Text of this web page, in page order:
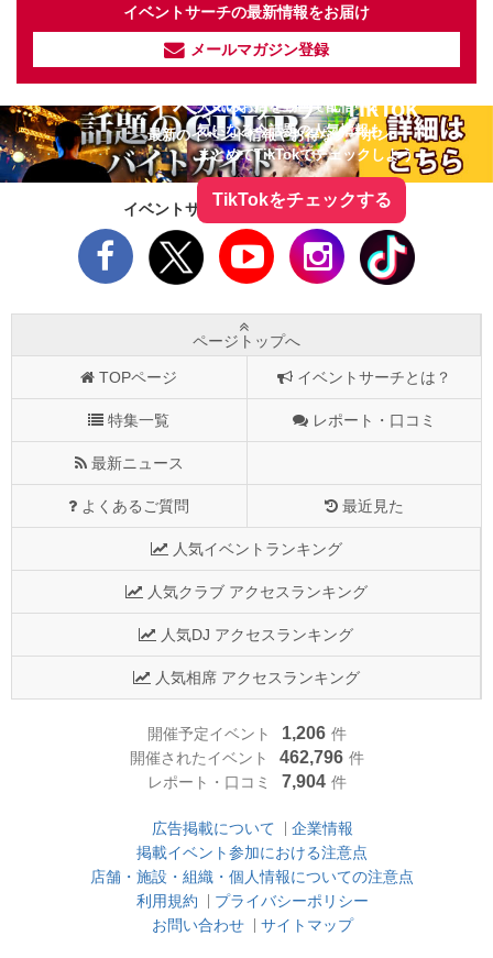
イベントサーチの最新情報をお届け
メールマガジン登録
イベントサーチ - TikTok
最新のイベント情報やお得なクーポン
人気のお店を動画で配信中！
気になる今話題の人気情報も
まとめてTikTokでチェックしよう！
TikTokをチェックする
イベントサーチをフォローしよう！
ページトップへ
TOPページ イベントサーチとは？
特集一覧 レポート・口コミ
最新ニュース
よくあるご質問 最近見た
人気イベントランキング
人気クラブ アクセスランキング
人気DJ アクセスランキング
人気相席 アクセスランキング
開催予定イベント 1,206 件
開催されたイベント
462,796 件
レポート・口コミ
7,904 件
広告掲載について
企業情報
掲載イベント参加における注意点
店舗・施設・組織・個人情報についての注意点
利用規約
プライバシーポリシー
お問い合わせ
サイトマップ